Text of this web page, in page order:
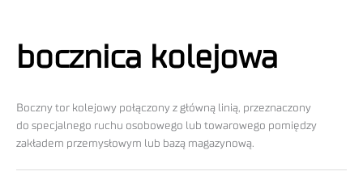
bocznica kolejowa
Boczny tor kolejowy połączony z główną linią, przeznaczony
do specjalnego ruchu osobowego lub towarowego pomiędzy
zakładem przemysłowym lub bazą magazynową.